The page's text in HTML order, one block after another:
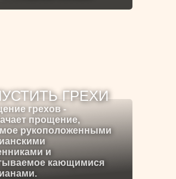
ГРЕХИ
грехов -
прощение,
рукоположенными
и
кающимися